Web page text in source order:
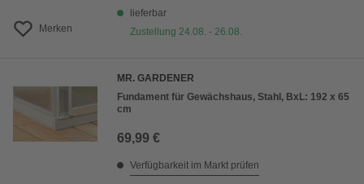
Merken
lieferbar
Zustellung 24.08. - 26.08.
MR. GARDENER
Fundament für Gewächshaus, Stahl, BxL: 192 x 65
cm
69,99 €
Verfügbarkeit im Markt prüfen